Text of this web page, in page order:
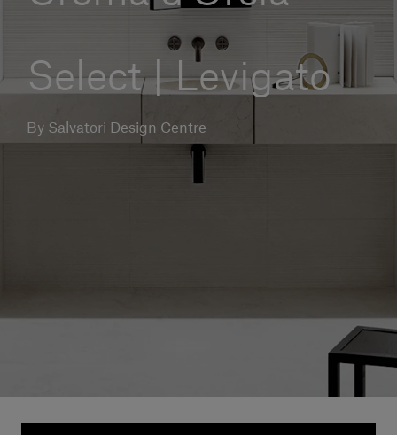
Accedi
Italiano
Select | Levigato
By Salvatori Design Centre